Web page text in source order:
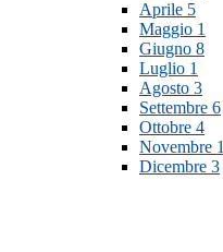
Aprile 5
Maggio 1
Giugno 8
Luglio 1
Agosto 3
Settembre 6
Ottobre 4
Novembre 1
Dicembre 3